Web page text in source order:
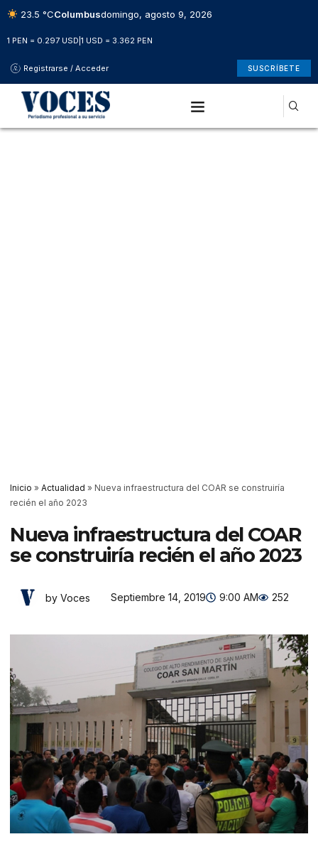
23.5 °CColumbusdomingo, agosto 9, 2026
1 PEN = 0.297 USD 1 USD = 3.362 PEN
Registrarse / Acceder SUSCRÍBETE
Inicio » Actualidad » Nueva infraestructura del COAR se construiría
recién el año 2023
Nueva infraestructura del COAR
se construiría recién el año 2023
by Voces Septiembre 14, 2019 9:00 AM 252